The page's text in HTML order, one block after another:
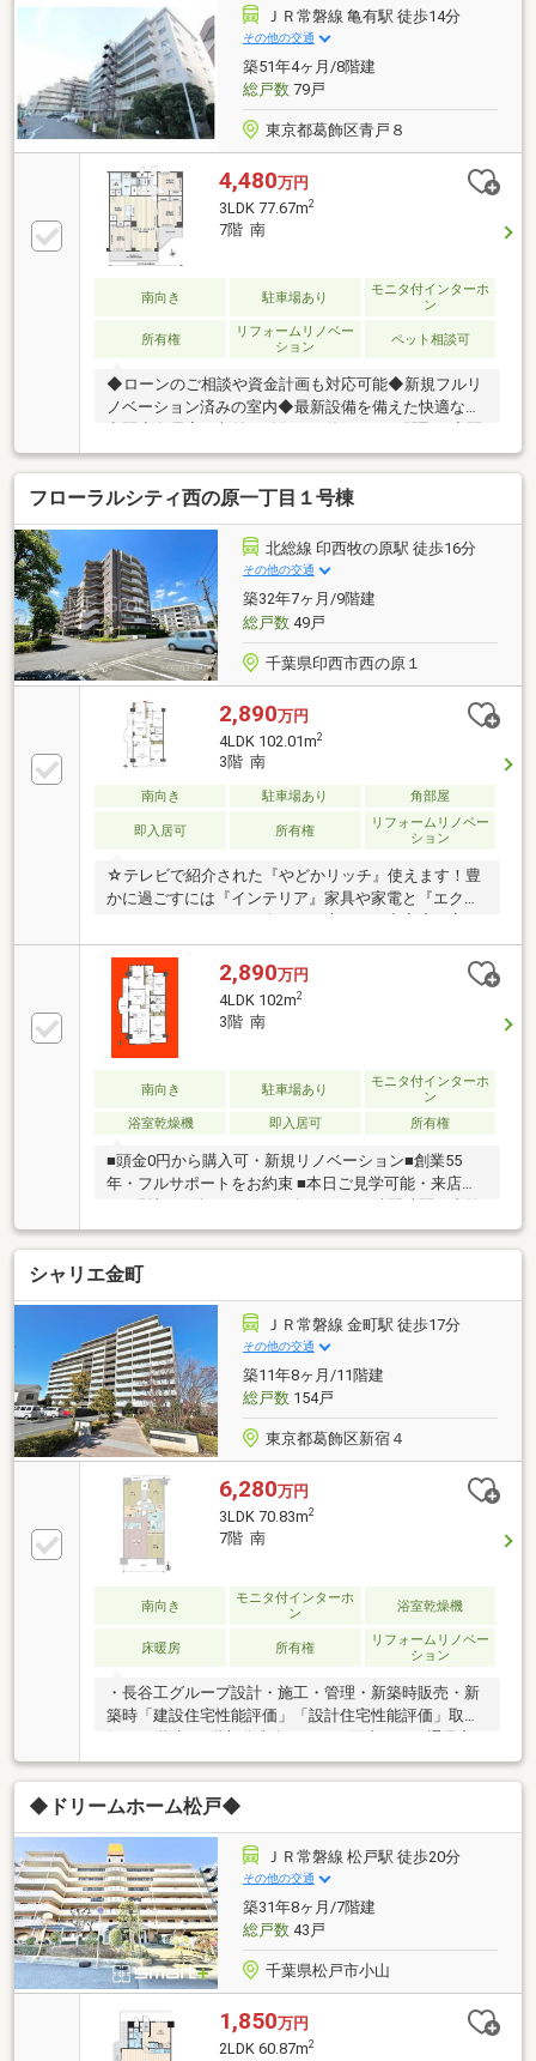
体型ハンドシャワー水栓・静音シンク・プルモーショ
ン機能付き引き出し■設備、機能充実なバスルーム・
1418サイズの浴室
ＪＲ常磐線 亀有駅 徒歩14分
その他の交通
築51年4ヶ月/8階建
総戸数79戸
東京都葛飾区青戸８
4,480万円
3LDK 77.67m2
7階 南
南向き 駐車場あり
モニタ付インターホ
ン
所有権
リフォームリノベー
ション
ペット相談可
◆ローンのご相談や資金計画も対応可能◆新規フルリ
ノベーション済みの室内◆最新設備を備えた快適な住
放感のある眺望◆生活利便施設が揃う住環境◆室内ご
案内可能です
フローラルシティ西の原一丁目１号棟
北総線 印西牧の原駅 徒歩16分
その他の交通
築32年7ヶ月/9階建
総戸数49戸
千葉県印西市西の原１
2,890万円
4LDK 102.01m2
3階 南
南向き 駐車場あり 角部屋
即入居可 所有権
リフォームリノベー
ション
☆テレビで紹介された『やどかリッチ』使えます！豊
かに過ごすには『インテリア』家具や家電と『エクス
ってきます。これらを一括で購入でき、その代金を住
宅ローンに組み込むことが可能なサービス、それがや
どかリッチです。◆頭金０円でもＯＫ！(諸経費含む）
◆アフターサービス充実♪「どこの銀行がいいの？疾
病って何？ローン組めるかな？」わからないことが多
い家探しを丁寧にご説明致します♪物件の探し方、ロ
ーンの組み方、知らないと損する税金のこと等トータ
2,890万円
4LDK 102m2
3階 南
南向き 駐車場あり
モニタ付インターホ
ン
浴室乾燥機
即入居可 所有権
■頭金0円から購入可・新規リノベーション■創業55
年・フルサポートをお約束 ■本日ご見学可能・来店不
OK□
シャリエ金町
ＪＲ常磐線 金町駅 徒歩17分
その他の交通
築11年8ヶ月/11階建
総戸数154戸
東京都葛飾区新宿４
6,280万円
3LDK 70.83m2
7階 南
南向き
モニタ付インターホ
ン
浴室乾燥機
床暖房 所有権
リフォームリノベー
ション
・長谷工グループ設計・施工・管理・新築時販売・新
築時「建設住宅性能評価」「設計住宅性能評価」取
好・バルコニーから東京スカイツリー望む ※天候に
よる・レイアウトがしやすいアウトフレーム工法採
用・家事の負担を軽減する生ゴミ処理機「ディスポー
ザー」付き・断熱性や気密性の高い全居室「ペアガラ
ス」採用・不在時にも荷物が受け取れる宅配ＢＯＸ有
【新規リノベーション内容】2026年9月完成予定・キ
ッチン、トイレ、浴室交換・フローリング、クロス貼
替 等※内装工事完了前につき、仕様や工事内容が予
告なしに変更になる場合有
◆ドリームホーム松戸◆
ＪＲ常磐線 松戸駅 徒歩20分
その他の交通
築31年8ヶ月/7階建
総戸数43戸
千葉県松戸市小山
1,850万円
2LDK 60.87m2